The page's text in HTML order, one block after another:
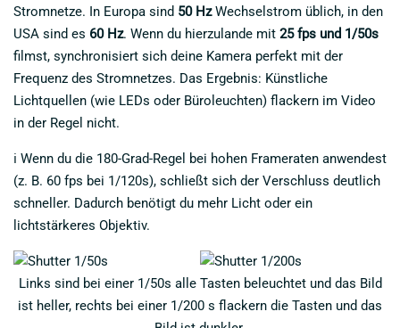
Stromnetze. In Europa sind 50 HzWechselstrom üblich, in den
USA sind es 60 Hz. Wenn du hierzulande mit 25 fps und 1/50s
filmst, synchronisiert sich deine Kamera perfekt mit der
Frequenz des Stromnetzes. Das Ergebnis: Künstliche
Lichtquellen (wie LEDs oder Büroleuchten) flackern im Video
in der Regel nicht.
ℹ️ Wenn du die 180-Grad-Regel bei hohen Frameraten anwendest
(z. B. 60 fps bei 1/120s), schließt sich der Verschluss deutlich
schneller. Dadurch benötigt du mehr Licht oder ein
lichtstärkeres Objektiv.
Links sind bei einer 1/50s alle Tasten beleuchtet und das Bild
ist heller, rechts bei einer 1/200 s flackern die Tasten und das